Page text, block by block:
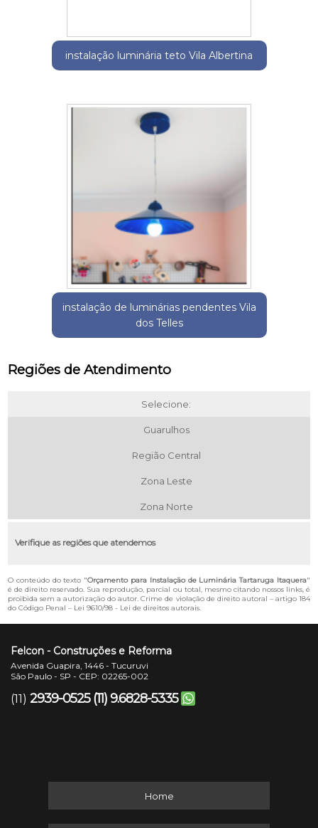
instalação luminária teto Vila Albertina
instalação de luminárias pendentes Vila
dos Telles
Regiões de Atendimento
Selecione:
Guarulhos
Região Central
Zona Leste
Zona Norte
Verifique as regiões que atendemos
O conteúdo do texto "Orçamento para Instalação de Luminária Tartaruga Itaquera"
é de direito reservado. Sua reprodução, parcial ou total, mesmo citando nossos links, é
proibida sem a autorização do autor. Crime de violação de direito autoral – artigo 184
do Código Penal – Lei 9610/98 - Lei de direitos autorais.
Felcon - Construções e Reforma
Avenida Guapira, 1446 - Tucuruvi
São Paulo - SP - CEP: 02265-002
(11) 2939-0525 (11) 9.6828-5335
Home